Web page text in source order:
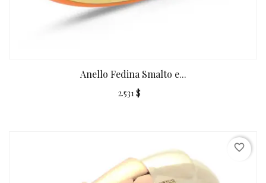
Anello Fedina Smalto e...
2.531 $
favorite_border